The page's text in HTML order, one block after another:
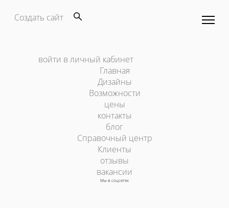
Создать сайт
войти в личный кабинет
Главная
Дизайны
Возможности
цены
контакты
блог
Справочный центр
Клиенты
отзывы
вакансии
Мы в соцсетях